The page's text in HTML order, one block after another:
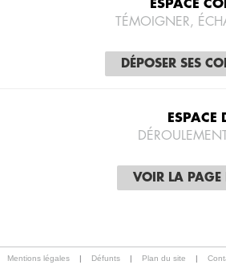
ESPACE
TÉMOIGNER,
DÉPOSER SES
ESPACE
VOIR LA PAGE
Mentions légales | Défunts | Plan du site |